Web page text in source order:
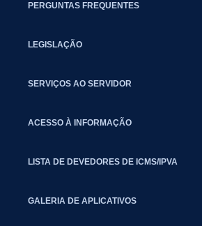
PERGUNTAS FREQUENTES
LEGISLAÇÃO
SERVIÇOS AO SERVIDOR
ACESSO À INFORMAÇÃO
LISTA DE DEVEDORES DE ICMS/IPVA
GALERIA DE APLICATIVOS